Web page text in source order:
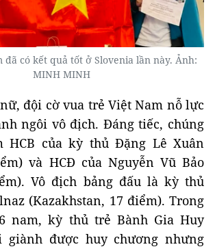
đã có kết quả tốt ở Slovenia lần này. Ảnh:
MINH MINH
đội cờ vua trẻ Việt Nam nỗ lực
ngôi vô địch. Đáng tiếc, chúng
HCB của kỳ thủ Đặng Lê Xuân
và HCĐ của Nguyễn Vũ Bảo
Vô địch bảng đấu là kỳ thủ
(Kazakhstan, 17 điểm). Trong
nam, kỳ thủ trẻ Bành Gia Huy
giành được huy chương nhưng